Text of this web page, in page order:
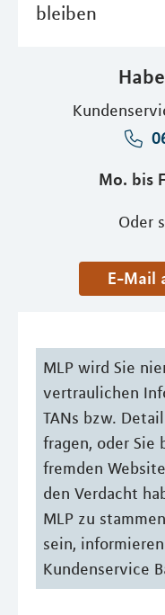
bleiben
Mo. bis
Oder
E-
MLP wird Sie
vertraulichen
TANs bzw.
fragen, oder Sie
fremden
den Verdacht
MLP zu
sein,
Kundenservice